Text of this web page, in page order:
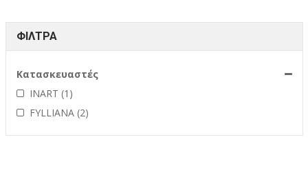
ΦΙΛΤΡΑ
Κατασκευαστές
INART (1)
FYLLIANA (2)